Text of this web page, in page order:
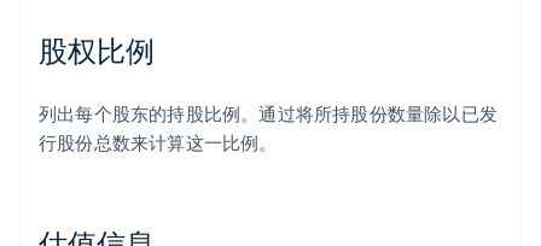
股权比例
列出每个股东的持股比例。通过将所持股份数量除以已发
行股份总数来计算这一比例。